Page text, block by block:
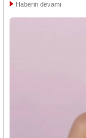
Haberin devamı